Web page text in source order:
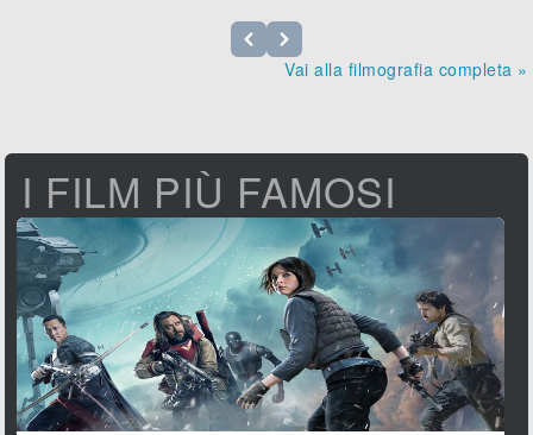
Vai alla filmografia completa »
I FILM PIÙ FAMOSI